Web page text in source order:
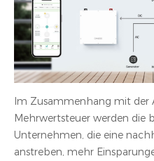
Im Zusammenhang mit der
Mehrwertsteuer werden die
Unternehmen, die eine
anstreben, mehr